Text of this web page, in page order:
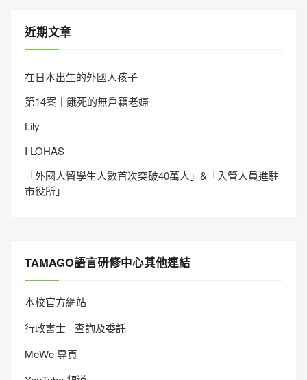
近期文章
在日本出生的外國人孩子
第14案｜餓死的無戶籍老婦
Lily
I LOHAS
「外國人留學生人數首次突破40萬人」&「入管人員進駐
市役所」
TAMAGO語言研修中心其他連結
本校官方網站
行政書士 - 查詢及委託
MeWe 專頁